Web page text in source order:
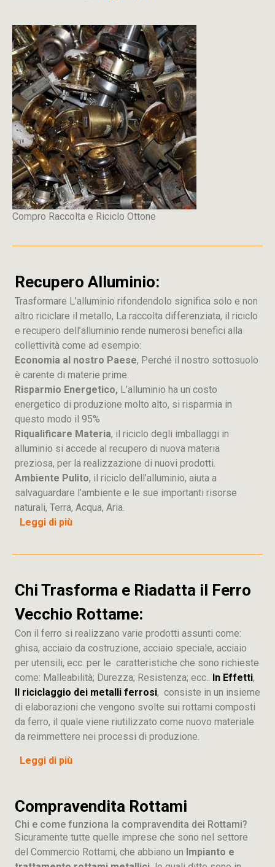
Compro Raccolta e Riciclo Ottone
Recupero Alluminio:
Trasformare L’alluminio rifondendolo significa solo e non
altro riciclare il metallo, La raccolta differenziata, il riciclo
e recupero dell’alluminio rende numerosi benefici alla
collettività come ad esempio:
Economia al nostro Paese, Perché il nostro sottosuolo
è carente di materie prime.
Risparmio Energetico, L’alluminio ha un costo
energetico di produzione molto alto, si risparmia in
questo modo il 95%
Riqualificare Materia, il riciclo degli imballaggi in
alluminio si accede al recupero di nuova materia
preziosa, per la realizzazione di nuovi prodotti.
Ambiente Pulito, il riciclo dell’alluminio, aiuta a
salvaguardare l’ambiente e le sue importanti risorse
naturali, Terra, Acqua, Aria.
Leggi di più
Chi Trasforma e Riadatta il Ferro
Vecchio Rottame:
Con il ferro si realizzano varie prodotti assunti come:
ghisa, acciaio da costruzione, acciaio speciale, acciaio
per utensili, ecc. per le caratteristiche che sono richieste
come: Malleabilità; Durezza; Resistenza; ecc.. In Effetti,
Il riciclaggio dei metalli ferrosi, consiste in un insieme
di elaborazioni che vengono svolte sui rottami composti
da ferro, il quale viene riutilizzato come nuovo materiale
da reimmettere nei processi di produzione.
Leggi di più
Compravendita Rottami
Chi e come funziona la compravendita dei Rottami?
Sicuramente tutte quelle imprese che sono nel settore
del Commercio Rottami, che abbiano un Impianto e